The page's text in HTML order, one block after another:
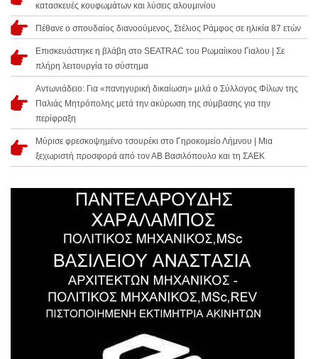
κατασκευές κουφωμάτων και λύσεις αλουμινίου
Πέθανε ο σπουδαίος διανοούμενος, Στέλιος Ράμφος σε ηλικία 87 ετών
Επισκευάστηκε η βλάβη στο SEATRAC του Ρωμαίικου Γιαλου | Σε
πλήρη λειτουργία το σύστημα
Αντωνιάδειο: Για «πανηγυρική δικαίωση» μιλά ο Σύλλογος Φίλων της
Παλιάς Μητρόπολης μετά την ακύρωση της σύμβασης για την
περίφραξη
Μύρισε φρεσκοψημένο τσουρέκι στο Γηροκομείο Λήμνου | Μια
ξεχωριστή προσφορά από τον ΑΒ Βασιλόπουλο και τη ΣΑΕΚ